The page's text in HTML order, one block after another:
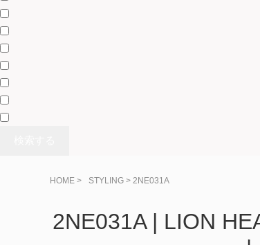
HOME > > 2NE031A
2NE031A | LION